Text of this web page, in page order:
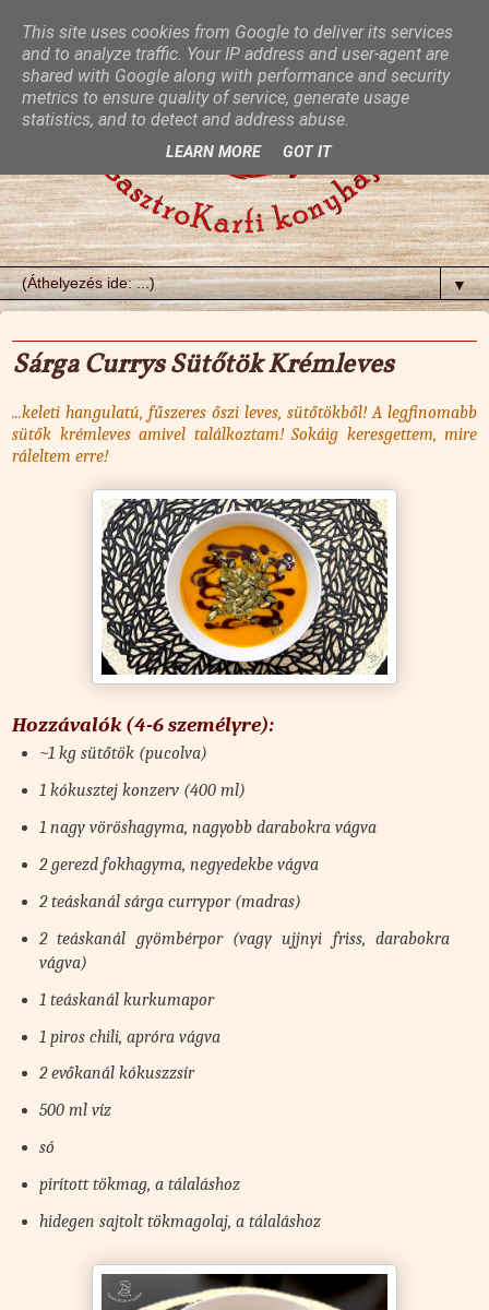
▼
Sárga Currys Sütőtök Krémleves
...keleti hangulatú, fűszeres őszi leves, sütőtökből! A legfinomabb
sütők krémleves amivel találkoztam! Sokáig keresgettem, mire
ráleltem erre!
Hozzávalók (4-6 személyre):
~1 kg sütőtök (pucolva)
1 kókusztej konzerv (400 ml)
1 nagy vöröshagyma, nagyobb darabokra vágva
2 gerezd fokhagyma, negyedekbe vágva
2 teáskanál sárga currypor (madras)
2 teáskanál gyömbérpor (vagy ujjnyi friss, darabokra
vágva)
1 teáskanál kurkumapor
1 piros chili, apróra vágva
2 evőkanál kókuszzsír
500 ml víz
só
pirított tökmag, a tálaláshoz
hidegen sajtolt tökmagolaj, a tálaláshoz
This site uses cookies from Google to deliver its services
and to analyze traffic. Your IP address and user-agent are
shared with Google along with performance and security
metrics to ensure quality of service, generate usage
statistics, and to detect and address abuse.
LEARN MORE GOT IT